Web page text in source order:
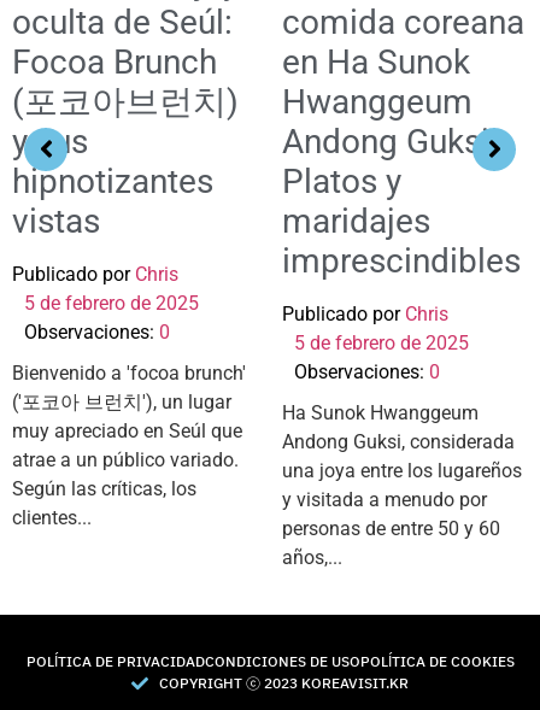
oculta de Seúl:
Focoa Brunch
(포코아브런치)
y sus
hipnotizantes
vistas
Publicado por Chris
5 de febrero de 2025
Observaciones: 0
Bienvenido a 'focoa brunch'
('포코아 브런치'), un lugar
muy apreciado en Seúl que
atrae a un público variado.
Según las críticas, los
clientes...
comida coreana
en Ha Sunok
Hwanggeum
Andong Guksi:
Platos y
maridajes
imprescindibles
Publicado por Chris
5 de febrero de 2025
Observaciones: 0
Ha Sunok Hwanggeum
Andong Guksi, considerada
una joya entre los lugareños
y visitada a menudo por
personas de entre 50 y 60
años,...
POLÍTICA DE PRIVACIDADCONDICIONES DE USOPOLÍTICA DE COOKIES
COPYRIGHT Ⓒ 2023 KOREAVISIT.KR